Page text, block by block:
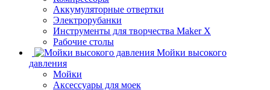
Аккумуляторные отвертки
Электрорубанки
Инструменты для творчества Maker X
Рабочие столы
Мойки высокого
давления
Мойки
Аксессуары для моек